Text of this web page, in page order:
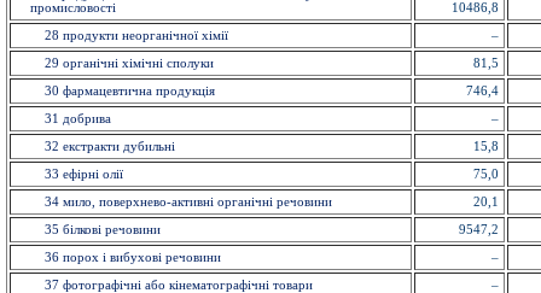
промисловостi
10486,8
28 продукти неорганічної хімії –
29 органiчнi хiмiчнi сполуки 81,5
30 фармацевтична продукція 746,4
31 добрива –
32 екстракти дубильнi 15,8
33 ефiрнi олії 75,0
34 мило, поверхнево-активні органічні речовини 20,1
35 бiлковi речовини 9547,2
36 порох і вибухові речовини –
37 фотографічні або кінематографічні товари –